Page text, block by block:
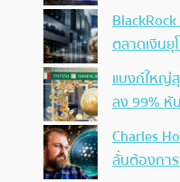
ตลาดเงิน
แบงก์ใหญ่
ลง 99% หั
Charles
ลั่นต้องกา